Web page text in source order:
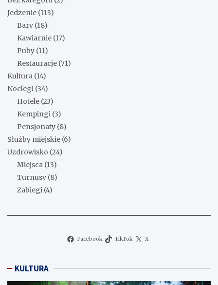
Jedzenie (113)
Bary (18)
Kawiarnie (17)
Puby (11)
Restauracje (71)
Kultura (14)
Noclegi (34)
Hotele (23)
Kempingi (3)
Pensjonaty (8)
Służby miejskie (6)
Uzdrowisko (24)
Miejsca (13)
Turnusy (8)
Zabiegi (4)
Facebook TikTok X
KULTURA